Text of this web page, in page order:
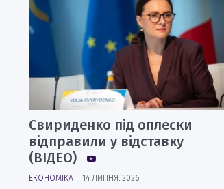
Свириденко під оплески
відправили у відставку
(ВІДЕО)
ЕКОНОМІКА 14 ЛИПНЯ, 2026